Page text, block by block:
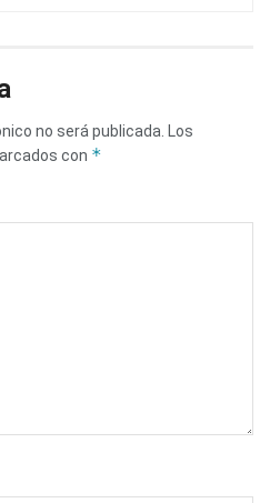
no será publicada. Los
con *